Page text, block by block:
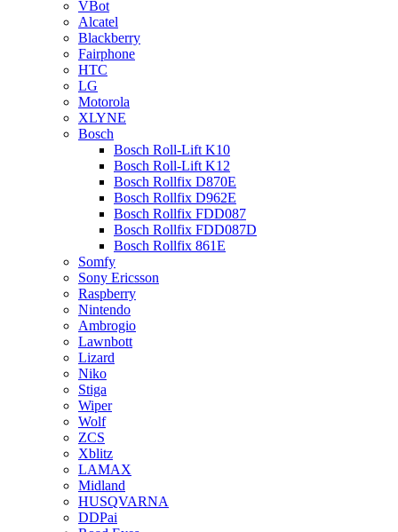
VBot
Alcatel
Blackberry
Fairphone
HTC
LG
Motorola
XLYNE
Bosch
Bosch Roll-Lift K10
Bosch Roll-Lift K12
Bosch Rollfix D870E
Bosch Rollfix D962E
Bosch Rollfix FDD087
Bosch Rollfix FDD087D
Bosch Rollfix 861E
Somfy
Sony Ericsson
Raspberry
Nintendo
Ambrogio
Lawnbott
Lizard
Niko
Stiga
Wiper
Wolf
ZCS
Xblitz
LAMAX
Midland
HUSQVARNA
DDPai